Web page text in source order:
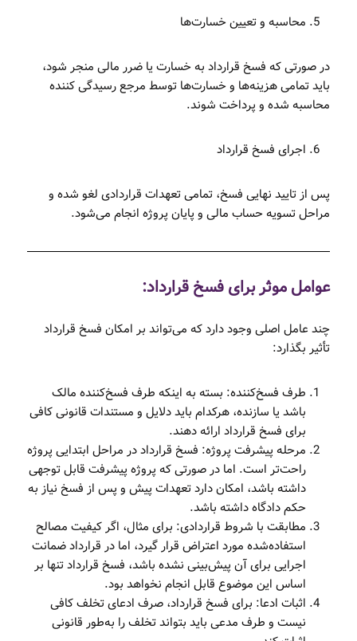
محاسبه و تعیین خسارت‌ها
در صورتی که فسخ قرارداد به خسارت یا ضرر مالی منجر شود،
باید تمامی هزینه‌ها و خسارت‌ها توسط مرجع رسیدگی کننده
محاسبه شده و پرداخت شوند.
اجرای فسخ قرارداد
پس از تایید نهایی فسخ، تمامی تعهدات قراردادی لغو شده و
مراحل تسویه حساب مالی و پایان پروژه انجام می‌شود.
عوامل موثر برای فسخ قرارداد:
چند عامل اصلی وجود دارد که می‌تواند بر امکان فسخ قرارداد
تأثیر بگذارد:
طرف فسخ‌کننده: بسته به اینکه طرف فسخ‌کننده مالک
باشد یا سازنده، هرکدام باید دلایل و مستندات قانونی کافی
برای فسخ قرارداد ارائه دهند.
مرحله پیشرفت پروژه: فسخ قرارداد در مراحل ابتدایی پروژه
راحت‌تر است. اما در صورتی که پروژه پیشرفت قابل توجهی
داشته باشد، امکان دارد تعهدات پیش و پس از فسخ نیاز به
حکم دادگاه داشته باشد.
مطابقت با شروط قراردادی: برای مثال، اگر کیفیت مصالح
استفاده‌شده مورد اعتراض قرار گیرد، اما در قرارداد ضمانت
اجرایی برای آن پیش‌بینی نشده باشد، فسخ قرارداد تنها بر
اساس این موضوع قابل انجام نخواهد بود.
اثبات ادعا: برای فسخ قرارداد، صرف ادعای تخلف کافی
نیست و طرف مدعی باید بتواند تخلف را به‌طور قانونی